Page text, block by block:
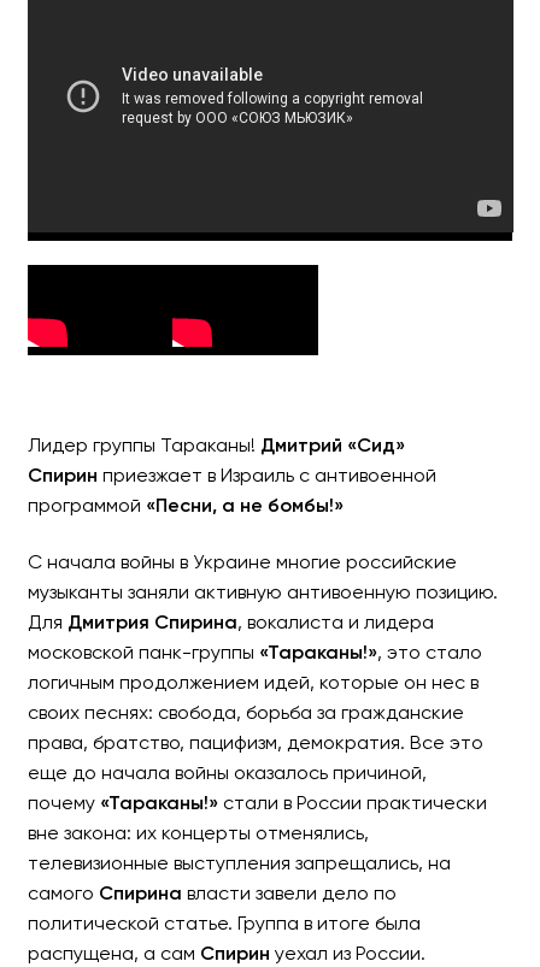
ДМИТРИЙ СПИРИН -
Мировой акустический тур
Лидер группы Тараканы! Дмитрий «Сид»
Спирин приезжает в Израиль с антивоенной
программой «Песни, а не бомбы!»
С начала войны в Украине многие российские
музыканты заняли активную антивоенную позицию.
Для Дмитрия Спирина, вокалиста и лидера
московской панк-группы «Тараканы!», это стало
логичным продолжением идей, которые он нес в
своих песнях: свобода, борьба за гражданские
права, братство, пацифизм, демократия. Все это
еще до начала войны оказалось причиной,
почему «Тараканы!»стали в России практически
вне закона: их концерты отменялись,
телевизионные выступления запрещались, на
самого Спирина власти завели дело по
политической статье. Группа в итоге была
распущена, а сам Спирин уехал из России.